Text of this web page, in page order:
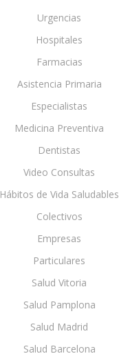
Urgencias
Hospitales
Farmacias
Asistencia Primaria
Especialistas
Medicina Preventiva
Dentistas
Video Consultas
Hábitos de Vida Saludables
Colectivos
Empresas
Particulares
Salud Vitoria
Salud Pamplona
Salud Madrid
Salud Barcelona